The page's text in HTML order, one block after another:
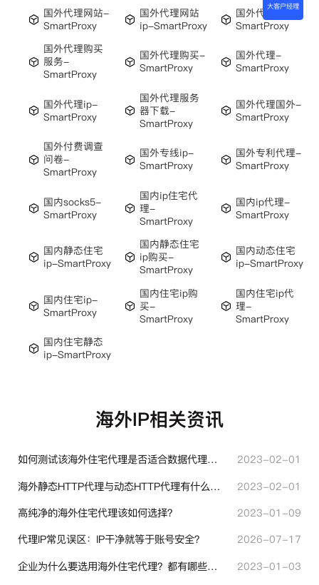
国外代理网站-
SmartProxy
国外代理网站
ip-SmartProxy
国外代理网络-
SmartProxy
国外代理购买
服务-
SmartProxy
国外代理购买-
SmartProxy
国外代理-
SmartProxy
国外代理ip-
SmartProxy
国外代理服务
器下载-
SmartProxy
国外代理国外-
SmartProxy
国外付费调查
问卷-
SmartProxy
国外专线ip-
SmartProxy
国外专利代理-
SmartProxy
国内socks5-
SmartProxy
国内ip住宅代
理-
SmartProxy
国内ip代理-
SmartProxy
国内静态住宅
ip-SmartProxy
国内静态住宅
ip购买-
SmartProxy
国内动态住宅
ip-SmartProxy
国内住宅ip-
SmartProxy
国内住宅ip购
买-
SmartProxy
国内住宅ip代
理-
SmartProxy
国内住宅静态
ip-SmartProxy
海外IP相关资讯
如何测试该海外住宅代理是否适合数据代理使用？
2023-02-01
海外静态HTTP代理与动态HTTP代理有什么不同？
2023-02-01
高纯净的海外住宅代理该如何选择？
2023-01-09
代理IP常见误区：IP干净就等于账号安全？
2026-07-17
企业为什么要选用海外住宅代理？都有哪些帮助？
2023-01-03
大客户经理